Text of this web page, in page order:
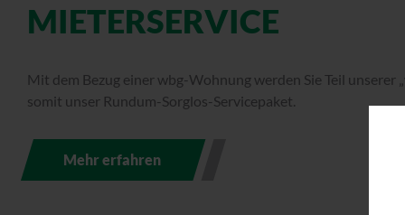
MIETERSERVICE
Mit dem Bezug einer wbg-Wohnung werden Sie Teil unserer
somit unser Rundum-Sorglos-Servicepaket.
Mehr erfahren